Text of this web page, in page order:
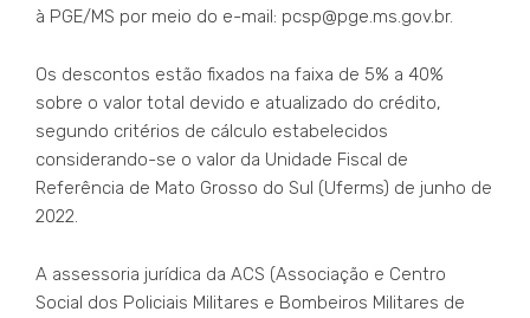
à PGE/MS por meio do e-mail: pcsp@pge.ms.gov.br.
Os descontos estão fixados na faixa de 5% a 40%
sobre o valor total devido e atualizado do crédito,
segundo critérios de cálculo estabelecidos
considerando-se o valor da Unidade Fiscal de
Referência de Mato Grosso do Sul (Uferms) de junho de
2022.
A assessoria jurídica da ACS (Associação e Centro
Social dos Policiais Militares e Bombeiros Militares de